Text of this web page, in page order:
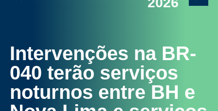
Intervenções na BR-
040 terão serviços
noturnos entre BH e